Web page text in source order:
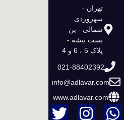
تهران -
سهروردی
شمالی - بن
بست بیشه -
پلاک 5 ، 6 و 4
021-88402392
info@adlavar.com
www.adlavar.com